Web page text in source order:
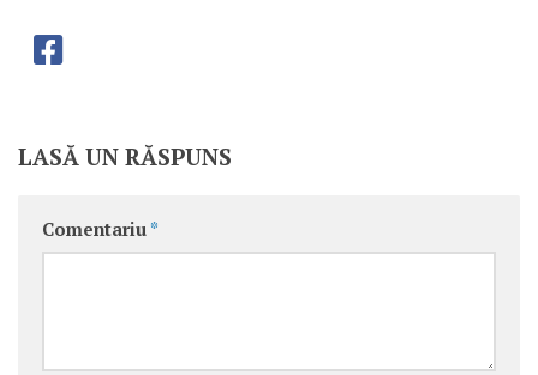
LASĂ UN RĂSPUNS
Comentariu *